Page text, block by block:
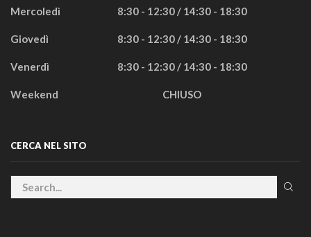
Mercoledì 8:30 - 12:30 / 14:30 - 18:30
Giovedì 8:30 - 12:30 / 14:30 - 18:30
Venerdì 8:30 - 12:30 / 14:30 - 18:30
Weekend CHIUSO
CERCA NEL SITO